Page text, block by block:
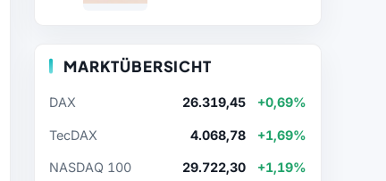
MARKTÜBERSICHT
DAX 26.319,45 +0,69%
TecDAX 4.068,78 +1,69%
NASDAQ 100 29.722,30 +1,19%